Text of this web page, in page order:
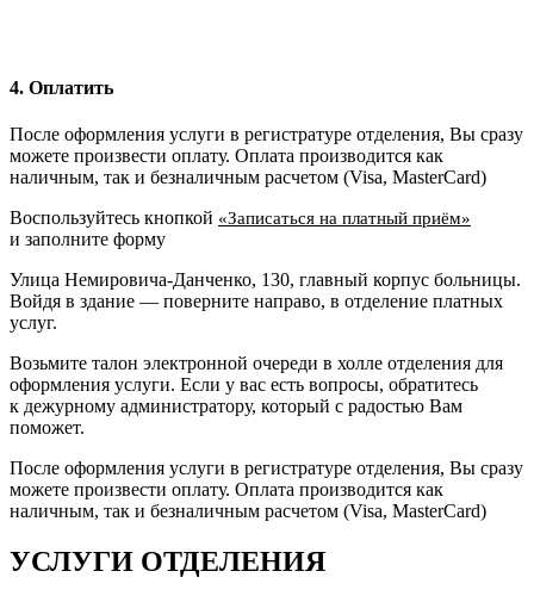
4. Оплатить
После оформления услуги в регистратуре отделения, Вы сразу
можете произвести оплату. Оплата производится как
наличным, так и безналичным расчетом (Visa, MasterCard)
Воспользуйтесь кнопкой «Записаться на платный приём»
и заполните форму
Улица Немировича-Данченко, 130, главный корпус больницы.
Войдя в здание — поверните направо, в отделение платных
услуг.
Возьмите талон электронной очереди в холле отделения для
оформления услуги. Если у вас есть вопросы, обратитесь
к дежурному администратору, который с радостью Вам
поможет.
После оформления услуги в регистратуре отделения, Вы сразу
можете произвести оплату. Оплата производится как
наличным, так и безналичным расчетом (Visa, MasterCard)
УСЛУГИ ОТДЕЛЕНИЯ